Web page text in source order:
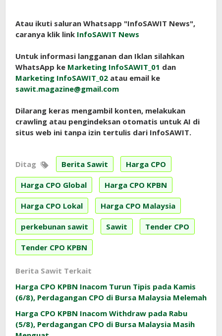
Atau ikuti saluran Whatsapp "InfoSAWIT News",
caranya klik link InfoSAWIT News
Untuk informasi langganan dan Iklan silahkan
WhatsApp ke Marketing InfoSAWIT_01 dan
Marketing InfoSAWIT_02 atau email ke
sawit.magazine@gmail.com
Dilarang keras mengambil konten, melakukan
crawling atau pengindeksan otomatis untuk AI di
situs web ini tanpa izin tertulis dari InfoSAWIT.
Ditag Berita Sawit Harga CPO
Harga CPO Global Harga CPO KPBN
Harga CPO Lokal Harga CPO Malaysia
perkebunan sawit Sawit Tender CPO
Tender CPO KPBN
Berita Sawit Terkait
Harga CPO KPBN Inacom Turun Tipis pada Kamis
(6/8), Perdagangan CPO di Bursa Malaysia Melemah
Harga CPO KPBN Inacom Withdraw pada Rabu
(5/8), Perdagangan CPO di Bursa Malaysia Masih